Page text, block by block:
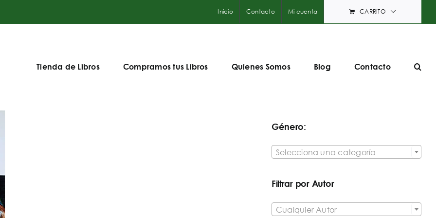
Inicio Contacto Mi cuenta CARRITO
Tienda de Libros Compramos tus Libros Quienes Somos Blog Contacto
Género:
Selecciona una categoría
Filtrar por Autor
Cualquier Autor